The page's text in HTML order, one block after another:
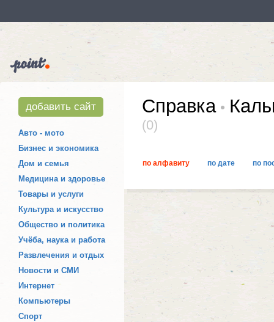
добавить сайт
Авто - мото
Бизнес и экономика
Дом и семья
Медицина и здоровье
Товары и услуги
Культура и искусство
Общество и политика
Учёба, наука и работа
Развлечения и отдых
Новости и СМИ
Интернет
Компьютеры
Спорт
Справка
(0)
по алфавиту по дате по